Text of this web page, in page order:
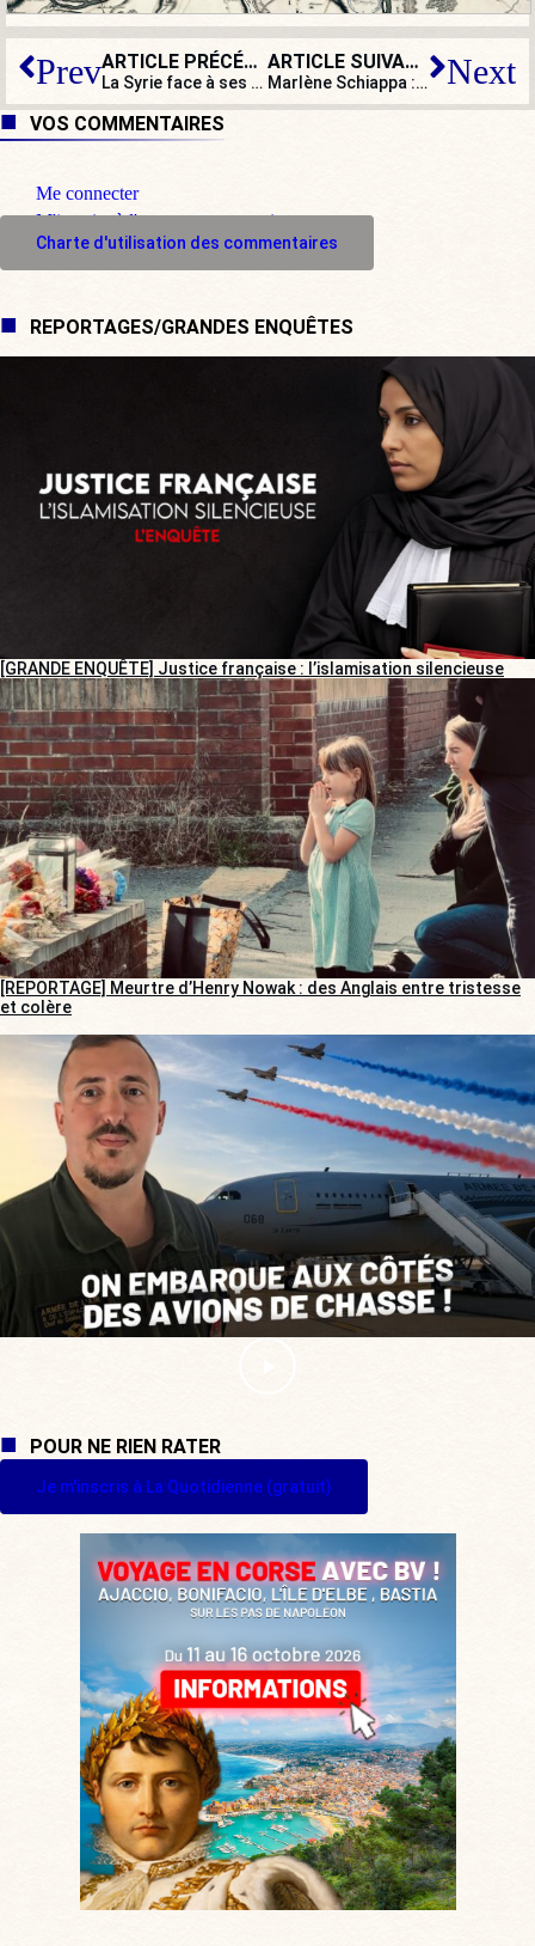
Prev ARTICLE PRÉCÉDENT
La Syrie face à ses occupants et ses islamistes
ARTICLE SUIVANT
Marlène Schiappa : quand la parité pèse plus que le coronavirus ! Next
VOS COMMENTAIRES
Me connecter
M'inscrire à l'espace commentaire
Charte d'utilisation des commentaires
REPORTAGES/GRANDES ENQUÊTES
[GRANDE ENQUÊTE] Justice française : l’islamisation silencieuse
[REPORTAGE] Meurtre d’Henry Nowak : des Anglais entre tristesse
et colère
POUR NE RIEN RATER
Je m'inscris à La Quotidienne (gratuit)